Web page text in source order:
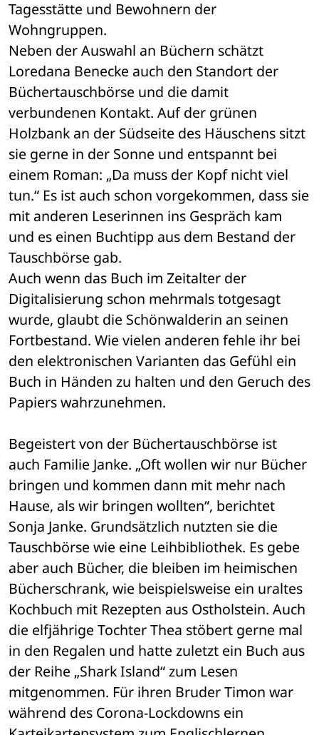
Tagesstätte und Bewohnern der
Wohngruppen.
Neben der Auswahl an Büchern schätzt
Loredana Benecke auch den Standort der
Büchertauschbörse und die damit
verbundenen Kontakt. Auf der grünen
Holzbank an der Südseite des Häuschens sitzt
sie gerne in der Sonne und entspannt bei
einem Roman: „Da muss der Kopf nicht viel
tun.“ Es ist auch schon vorgekommen, dass sie
mit anderen Leserinnen ins Gespräch kam
und es einen Buchtipp aus dem Bestand der
Tauschbörse gab.
Auch wenn das Buch im Zeitalter der
Digitalisierung schon mehrmals totgesagt
wurde, glaubt die Schönwalderin an seinen
Fortbestand. Wie vielen anderen fehle ihr bei
den elektronischen Varianten das Gefühl ein
Buch in Händen zu halten und den Geruch des
Papiers wahrzunehmen.
Begeistert von der Büchertauschbörse ist
auch Familie Janke. „Oft wollen wir nur Bücher
bringen und kommen dann mit mehr nach
Hause, als wir bringen wollten“, berichtet
Sonja Janke. Grundsätzlich nutzten sie die
Tauschbörse wie eine Leihbibliothek. Es gebe
aber auch Bücher, die bleiben im heimischen
Bücherschrank, wie beispielsweise ein uraltes
Kochbuch mit Rezepten aus Ostholstein. Auch
die elfjährige Tochter Thea stöbert gerne mal
in den Regalen und hatte zuletzt ein Buch aus
der Reihe „Shark Island“ zum Lesen
mitgenommen. Für ihren Bruder Timon war
während des Corona-Lockdowns ein